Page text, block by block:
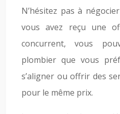
N’hésitez pas à
vous avez reçu une
concurrent, vous
plombier que vous
s’aligner ou offrir des
pour le même prix.